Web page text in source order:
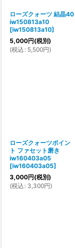
ローズクォーツ 結晶40
iw150813a10
[iw150813a10]
5,000円(税別)
(税込 : 5,500円)
ローズクォーツポイン
ト ファセット磨き
iw160403a05
[iw160403a05]
3,000円(税別)
(税込 : 3,300円)